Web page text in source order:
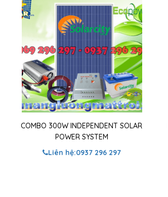
COMBO 300W INDEPENDENT SOLAR
POWER SYSTEM
Liên hệ:0937 296 297